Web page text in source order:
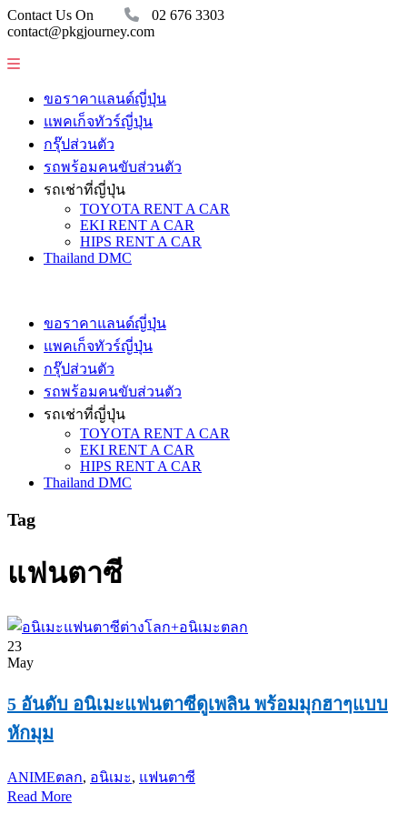
Contact Us On
02 676 3303
contact@pkgjourney.com
ขอราคาแลนด์ญี่ปุ่น
แพคเก็จทัวร์ญี่ปุ่น
กรุ๊ปส่วนตัว
รถพร้อมคนขับส่วนตัว
รถเช่าที่ญี่ปุ่น
TOYOTA RENT A CAR
EKI RENT A CAR
HIPS RENT A CAR
Thailand DMC
ขอราคาแลนด์ญี่ปุ่น
แพคเก็จทัวร์ญี่ปุ่น
กรุ๊ปส่วนตัว
รถพร้อมคนขับส่วนตัว
รถเช่าที่ญี่ปุ่น
TOYOTA RENT A CAR
EKI RENT A CAR
HIPS RENT A CAR
Thailand DMC
Tag
แฟนตาซี
23
May
5 อันดับ อนิเมะแฟนตาซีดูเพลิน พร้อมมุกฮาๆแบบ
หักมุม
ANIMEตลก, อนิเมะ, แฟนตาซี
Read More